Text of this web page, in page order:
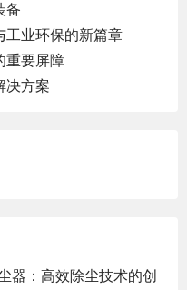
备
工业环保的新篇章
重要屏障
决方案
器：高效除尘技术的创